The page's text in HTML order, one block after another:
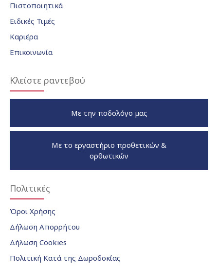
Πιστοποιητικά
Ειδικές Τιμές
Καριέρα
Επικοινωνία
Κλείστε ραντεβού
Με την ποδολόγο μας
Με το εργαστήριο προθετικών &
ορθωτικών
Πολιτικές
Όροι Χρήσης
Δήλωση Απορρήτου
Δήλωση Cookies
Πολιτική Κατά της Δωροδοκίας